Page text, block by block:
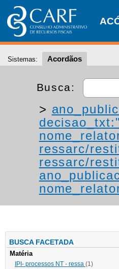
Sistemas: Acordãos
Busca:
>
ressarc/
ressarc/
BUSCA FACETADA
Matéria
IPI- processos NT - ressa (1)